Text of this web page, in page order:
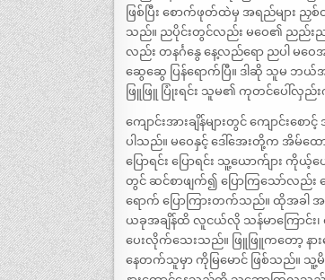
ဖြစ်ပြီး စောက်ဖုတ်ထဲမှ အရည်များ ညှ
သည်။ ညပိုင်းတွင်လည်း မဝေ၏ ညည်းညူ
လည်း တနင်္ဂနွေ နေ့လည်ရော ညပါ မဝ
ဆွေဆွေ ပြန်ရောက်ပြီ။ ဒါဆို သူမ ဘ
ဖြူဖြူ ပြုံးရင်း သူမ၏ ကုတင်ပေါ်လှည်
ကျောင်းအားချိန်များတွင် ကျောင်း
ပါသည်။ မဝေနှင့် ဒေါ်အေးတို့က အိမ်ထေ
ပြောရင်း ပြောရင်း သူ့ယောက်ျား ကို
တွင် ဆင်စာဖျက်၍ ပြောကြသော်လည်
ရောက် ပြောကြားတက်သည်။ ထိုအခါ အ
ယခုအချိန်ထိ လူငယ်လို သန်မာကြောင်း၊
ပေးလိုက်သေးသည်။ ဖြူဖြူကတော့ နာ
နေတက်သူမှာ ကိုမြမောင် ဖြစ်သည်။ သူ့မိ